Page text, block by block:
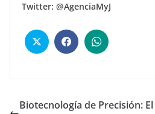
Twitter: @AgenciaMyJ
Biotecnología de Precisión: